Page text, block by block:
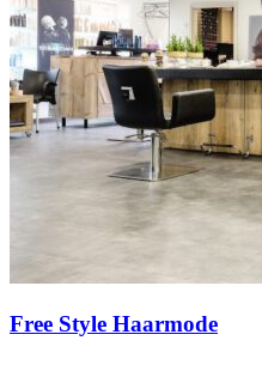
Free Style Haarmode